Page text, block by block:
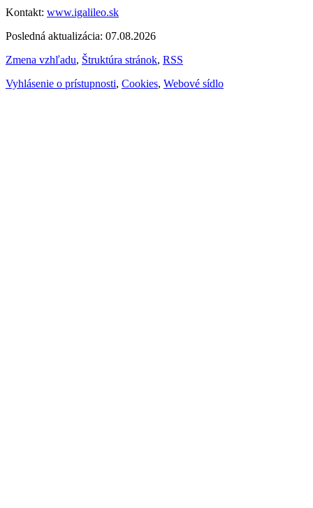
Kontakt: www.igalileo.sk
Posledná aktualizácia: 07.08.2026
Zmena vzhľadu, Štruktúra stránok, RSS
Vyhlásenie o prístupnosti, Cookies, Webové sídlo